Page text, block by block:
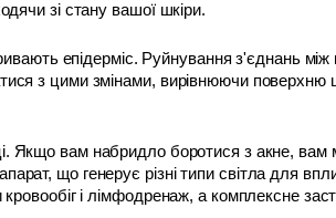
зі стану вашої шкіри.
епідерміс. Руйнування з'єднань
з цими змінами, вирівнюючи поверхню
що генерує різні типи світла для
і лімфодренаж, а комплексне